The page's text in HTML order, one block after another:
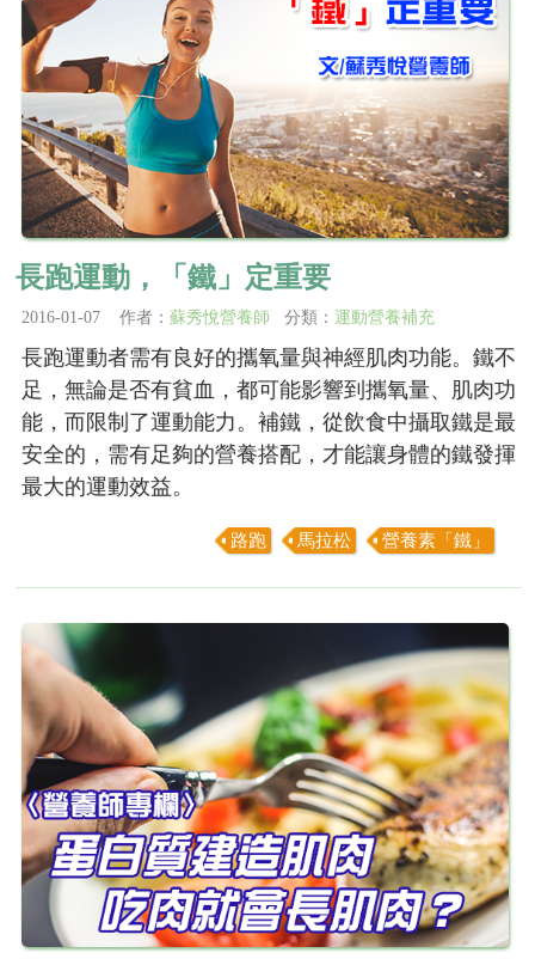
長跑運動，「鐵」定重要
2016-01-07 作者： 蘇秀悅營養師 分類： 運動營養補充
長跑運動者需有良好的攜氧量與神經肌肉功能。鐵不
足，無論是否有貧血，都可能影響到攜氧量、肌肉功
能，而限制了運動能力。補鐵，從飲食中攝取鐵是最
安全的，需有足夠的營養搭配，才能讓身體的鐵發揮
最大的運動效益。
路跑 馬拉松 營養素「鐵」